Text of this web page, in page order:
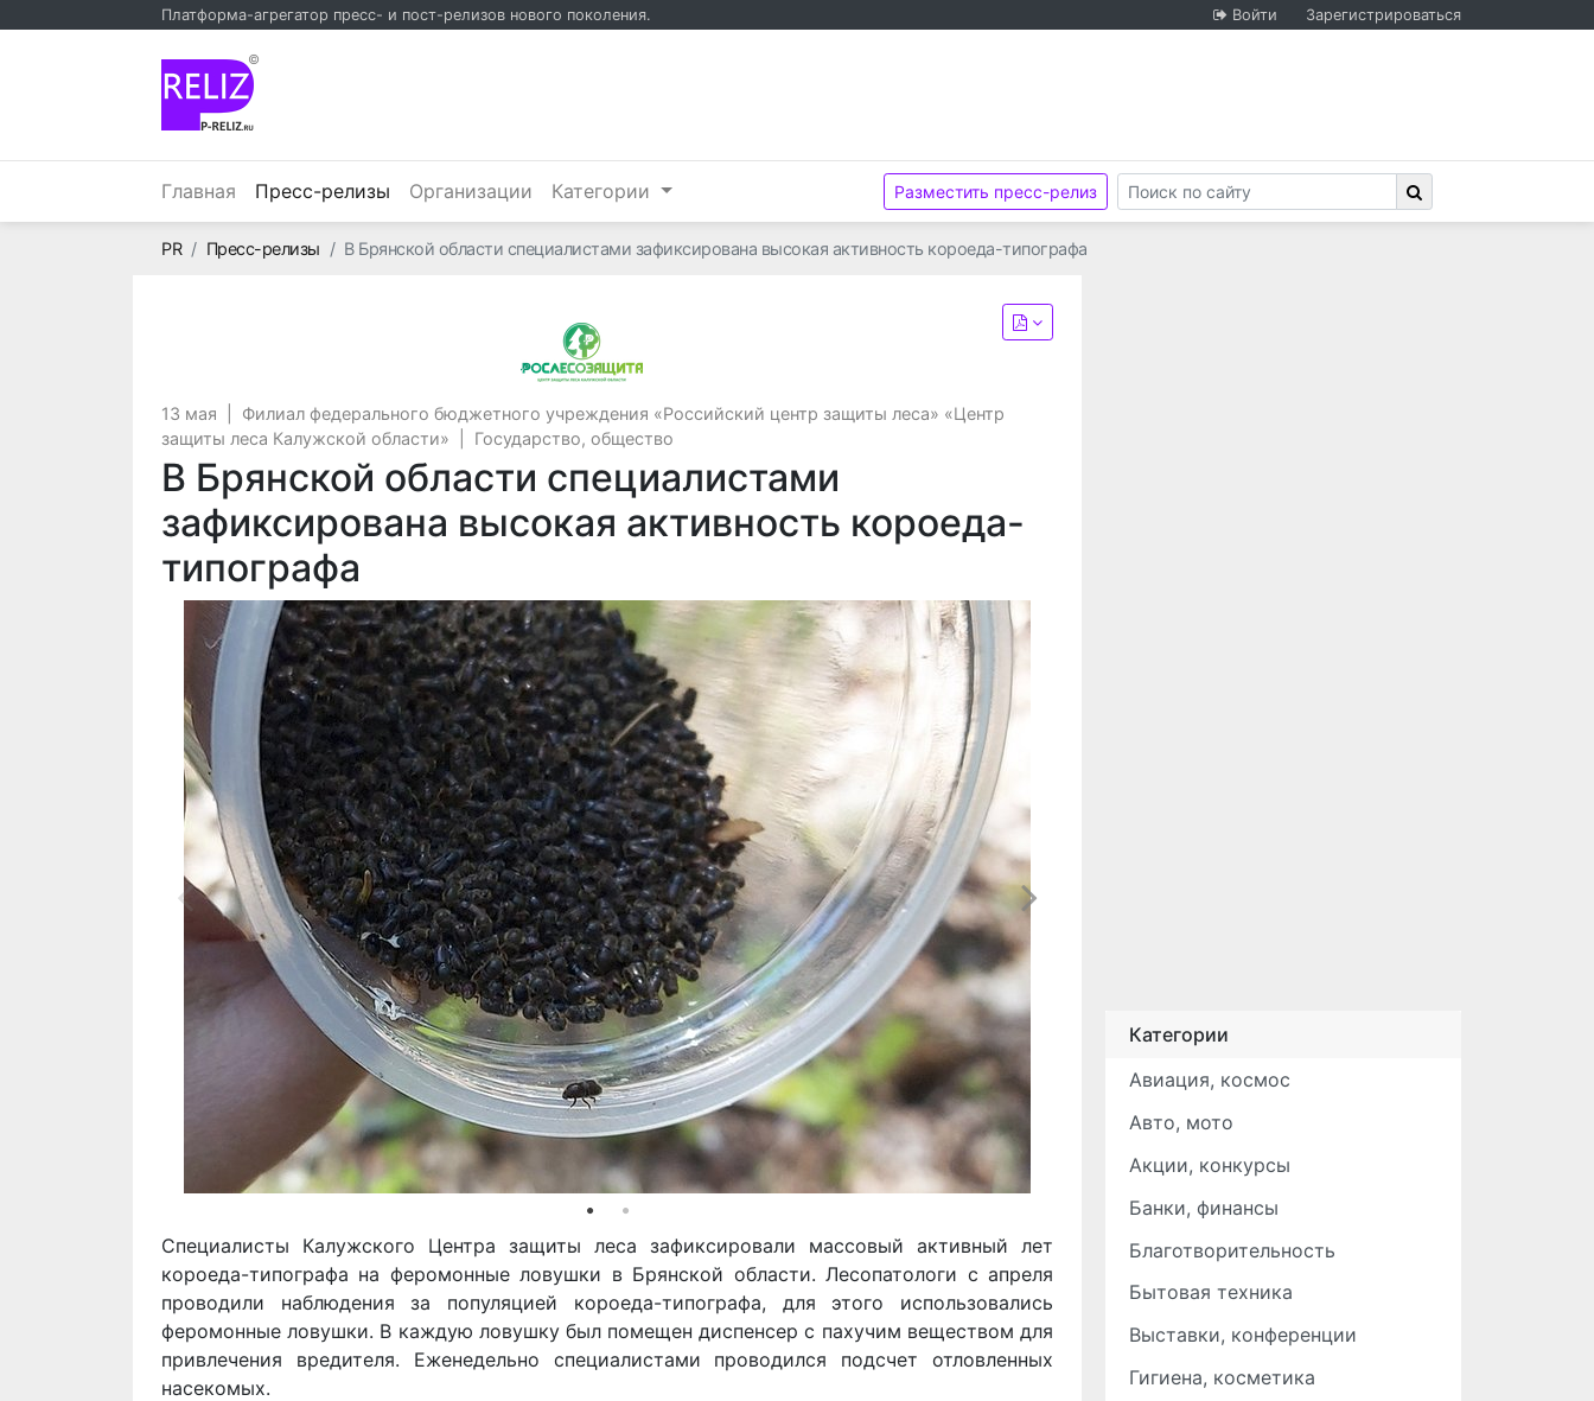
Платформа-агрегатор пресс- и пост-релизов нового поколения. Войти Зарегистрироваться
©
Главная Пресс-релизы (текущий)
Организации Категории Разместить пресс-релиз
PRГлавная
Пресс-релизы В Брянской области специалистами зафиксирована высокая активность короеда-типографа
Филиал федерального бюджетного учреждения «Российский центр защиты леса» «Центр защиты
13 мая
Филиал федерального бюджетного учреждения «Российский центр защиты леса» «Центр
защиты леса Калужской области»
Государство, общество
В Брянской области специалистами
зафиксирована высокая активность короеда-
типографа
Специалисты Калужского Центра защиты леса зафиксировали массовый активный лет
короеда-типографа на феромонные ловушки в Брянской области. Лесопатологи с апреля
проводили наблюдения за популяцией короеда-типографа, для этого использовались
феромонные ловушки. В каждую ловушку был помещен диспенсер с пахучим веществом для
привлечения вредителя. Еженедельно специалистами проводился подсчет отловленных
насекомых.
Категории
Авиация, космос
Авто, мото
Акции, конкурсы
Банки, финансы
Благотворительность
Бытовая техника
Выставки, конференции
Гигиена, косметика